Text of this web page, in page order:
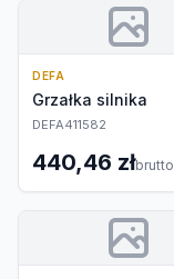
DEFA
Grzałka silnika
DEFA411582
440,46 złbrutto